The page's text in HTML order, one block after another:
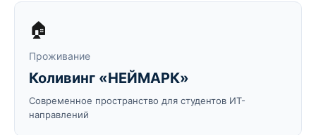
🏠
Проживание
Коливинг «НЕЙМАРК»
Современное пространство для студентов ИТ-
направлений